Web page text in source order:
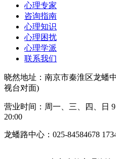
心理专家
咨询指南
心理知识
心理困扰
心理学派
联系我们
晓然地址：南京市秦淮区龙蟠
视台对面)
营业时间：周一、三、四、日
20:00
龙蟠路中心：025-84584678